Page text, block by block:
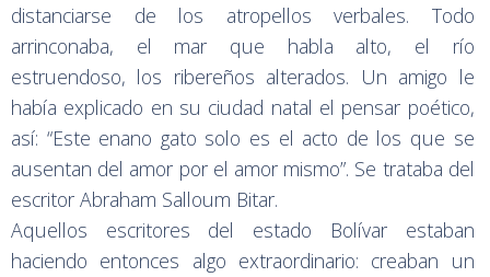
distanciarse de los atropellos verbales. Todo
arrinconaba, el mar que habla alto, el río
estruendoso, los ribereños alterados. Un amigo le
había explicado en su ciudad natal el pensar poético,
así: “Este enano gato solo es el acto de los que se
ausentan del amor por el amor mismo”. Se trataba del
escritor Abraham Salloum Bitar.
Aquellos escritores del estado Bolívar estaban
haciendo entonces algo extraordinario: creaban un